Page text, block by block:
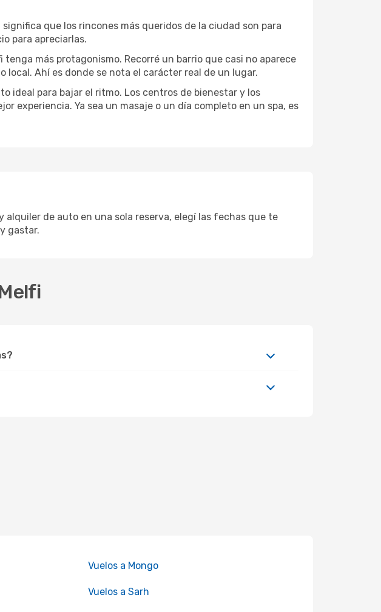
que los rincones más queridos de la ciudad son para
para apreciarlas.
más protagonismo. Recorré un barrio que casi no aparece
local. Ahí es donde se nota el carácter real de un lugar.
ideal para bajar el ritmo. Los centros de bienestar y los
experiencia. Ya sea un masaje o un día completo en un spa, es
alquiler de auto en una sola reserva, elegí las fechas que te
gastar.
Vuelos a Mongo
Vuelos a Sarh